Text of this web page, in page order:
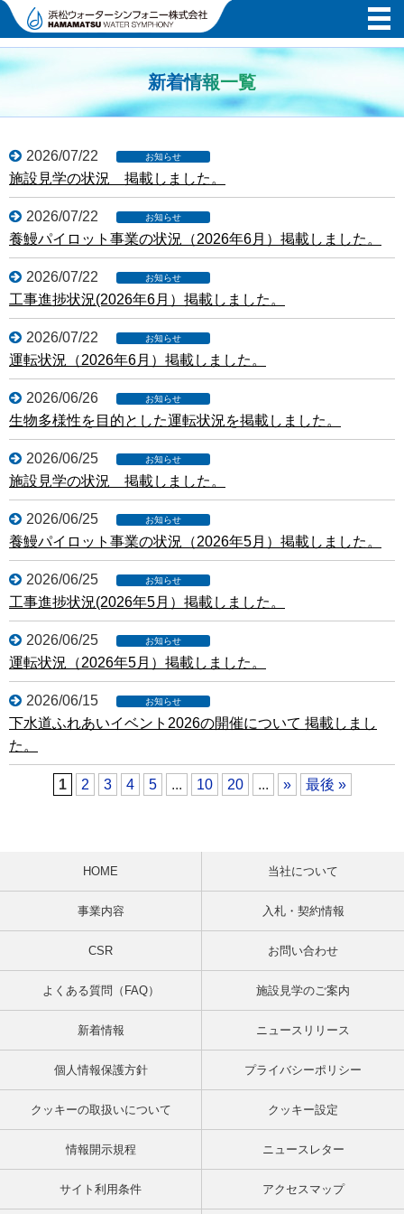
新着情報一覧
2026/07/22
施設見学の状況 掲載しました。
2026/07/22
養鰻パイロット事業の状況（2026年6月）掲載しました。
2026/07/22
工事進捗状況(2026年6月）掲載しました。
2026/07/22
運転状況（2026年6月）掲載しました。
2026/06/26
生物多様性を目的とした運転状況を掲載しました。
2026/06/25
施設見学の状況 掲載しました。
2026/06/25
養鰻パイロット事業の状況（2026年5月）掲載しました。
2026/06/25
工事進捗状況(2026年5月）掲載しました。
2026/06/25
運転状況（2026年5月）掲載しました。
2026/06/15
下水道ふれあいイベント2026の開催について 掲載しまし
た。
1 2 3 4 5 ... 10 20 ... » 最後 »
HOME 当社について
事業内容 入札・契約情報
CSR お問い合わせ
よくある質問（FAQ） 施設見学のご案内
新着情報 ニュースリリース
個人情報保護方針 プライバシーポリシー
クッキーの取扱いについて クッキー設定
情報開示規程 ニュースレター
サイト利用条件 アクセスマップ